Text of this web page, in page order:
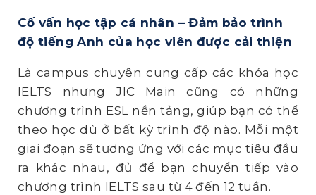
Cố vấn học tập cá nhân – Đảm bảo trình
độ tiếng Anh của học viên được cải thiện
Là campus chuyên cung cấp các khóa học
IELTS nhưng JIC Main cũng có những
chương trình ESL nền tảng, giúp bạn có thể
theo học dù ở bất kỳ trình độ nào. Mỗi một
giai đoạn sẽ tương ứng với các mục tiêu đầu
ra khác nhau, đủ để bạn chuyển tiếp vào
chương trình IELTS sau từ 4 đến 12 tuần.